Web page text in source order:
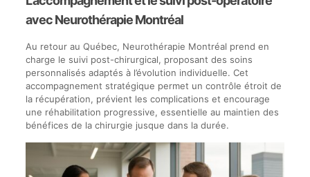
avec Neurothérapie Montréal
Au retour au Québec, Neurothérapie Montréal prend en
charge le suivi post-chirurgical, proposant des soins
personnalisés adaptés à l’évolution individuelle. Cet
accompagnement stratégique permet un contrôle étroit de
la récupération, prévient les complications et encourage
une réhabilitation progressive, essentielle au maintien des
bénéfices de la chirurgie jusque dans la durée.